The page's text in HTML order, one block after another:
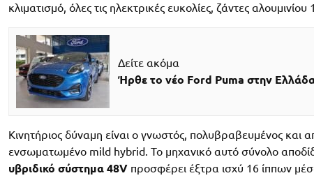
κλιματισμό, όλες τις ηλεκτρικές ευκολίες, ζάντες
Δείτε ακόμα
Ήρθε το νέο Ford Puma στην Ελλάδα
Κινητήριος δύναμη είναι ο γνωστός, πολυβραβευμένος και
ενσωματωμένο mild hybrid. Το μηχανικό αυτό σύνολο
υβριδικό σύστημα 48V προσφέρει έξτρα ισχύ 16 ίππων